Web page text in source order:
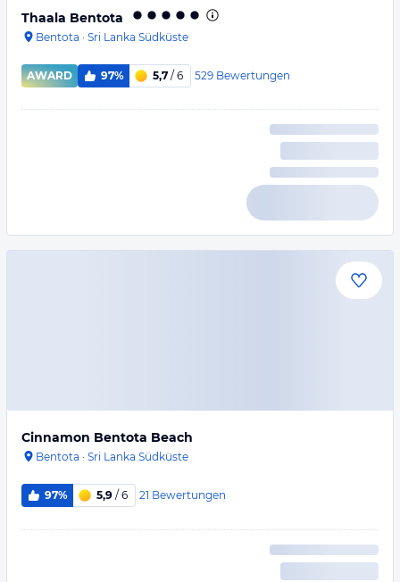
Thaala Bentota
Bentota · Sri Lanka Südküste
AWARD 97% 5,7 / 6 529 Bewertungen
Cinnamon Bentota Beach
Bentota · Sri Lanka Südküste
97% 5,9 / 6 21 Bewertungen